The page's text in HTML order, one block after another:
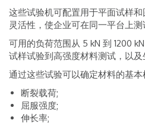
这些试验机可配置用于平面试样
灵活性，使企业可在同一平台上测
可用的负荷范围从 5 kN 到 1200
试样试验到高强度材料测试，以及
通过这些试验可以确定材料的基本
断裂载荷;
屈服强度;
伸长率;